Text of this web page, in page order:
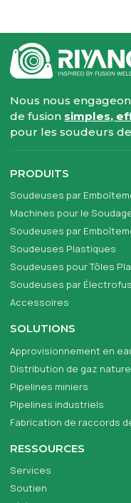
Nous nous
de fusion simples,
pour les soudeurs
PRODUITS
Soudeuses par
Machines pour le
Soudeuses par
Soudeuses Plastiques
Soudeuses pour Tôles
Soudeuses par
Accessoires
SOLUTIONS
Approvisionnement en
Distribution de gaz
Pipelines miniers
Pipelines industriels
Fabrication de raccords
RESSOURCES
Services
Soutien